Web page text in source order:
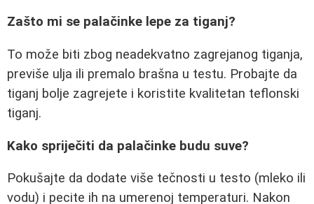
Zašto mi se palačinke lepe za tiganj?
To može biti zbog neadekvatno zagrejanog tiganja,
previše ulja ili premalo brašna u testu. Probajte da
tiganj bolje zagrejete i koristite kvalitetan teflonski
tiganj.
Kako spriječiti da palačinke budu suve?
Pokušajte da dodate više tečnosti u testo (mleko ili
vodu) i pecite ih na umerenoj temperaturi. Nakon